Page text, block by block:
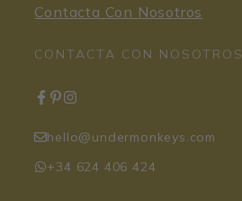
Contacta Con Nosotros
CONTACTA CON NOSOTROS
hello@undermonkeys.com
+34 624 406 424